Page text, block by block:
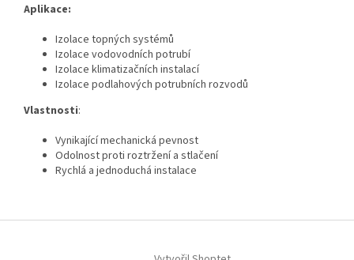
Aplikace:
Izolace topných systémů
Izolace vodovodních potrubí
Izolace klimatizačních instalací
Izolace podlahových potrubních rozvodů
Vlastnosti:
Vynikající mechanická pevnost
Odolnost proti roztržení a stlačení
Rychlá a jednoduchá instalace